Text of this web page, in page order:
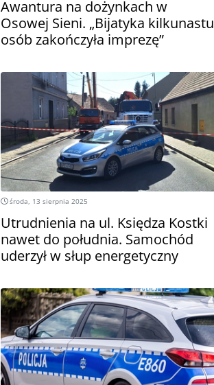
Awantura na dożynkach w
Osowej Sieni. „Bijatyka kilkunastu
osób zakończyła imprezę”
środa, 13 sierpnia 2025
Utrudnienia na ul. Księdza Kostki
nawet do południa. Samochód
uderzył w słup energetyczny